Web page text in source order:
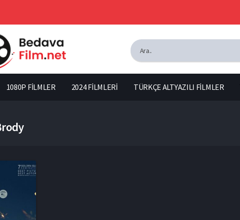
1080P FİLMLER 2024 FİLMLERİ TÜRKÇE ALTYAZILI FİLMLER